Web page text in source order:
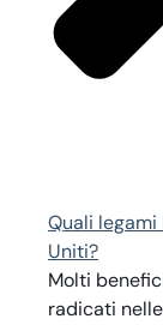
Quali legami
Uniti?
Molti
radicati